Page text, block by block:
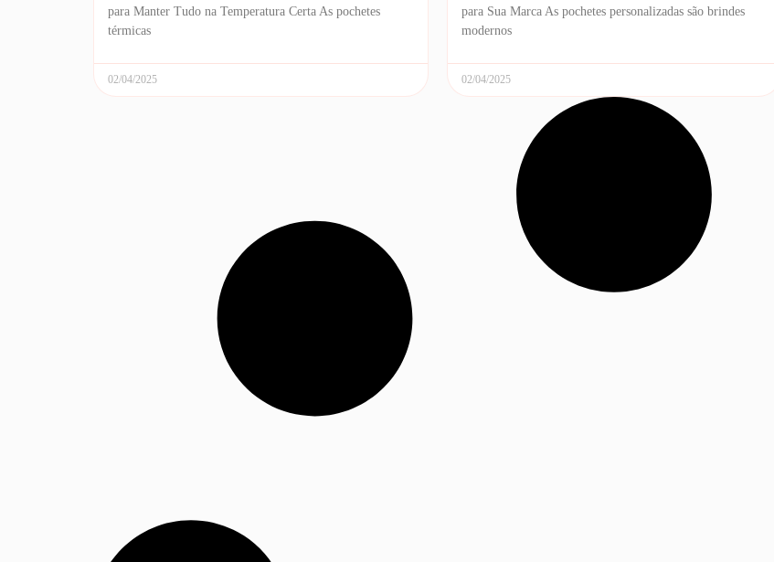
para Manter Tudo na Temperatura Certa As pochetes
térmicas
02/04/2025
para Sua Marca As pochetes personalizadas são brindes
modernos
02/04/2025